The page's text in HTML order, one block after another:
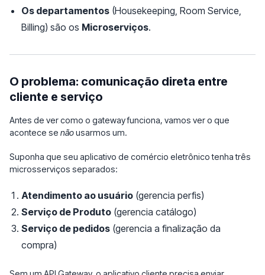
Os departamentos (Housekeeping, Room Service,
Billing) são os Microserviços.
O problema: comunicação direta entre
cliente e serviço
Antes de ver como o gateway funciona, vamos ver o que
acontece se nãousarmos um.
Suponha que seu aplicativo de comércio eletrônico tenha três
microsserviços separados:
Atendimento ao usuário (gerencia perfis)
Serviço de Produto (gerencia catálogo)
Serviço de pedidos (gerencia a finalização da
compra)